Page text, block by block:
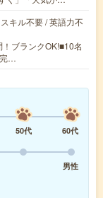
キル不要 / 英語力不
ブランクOK!■10名
完…
50代
60代
男性